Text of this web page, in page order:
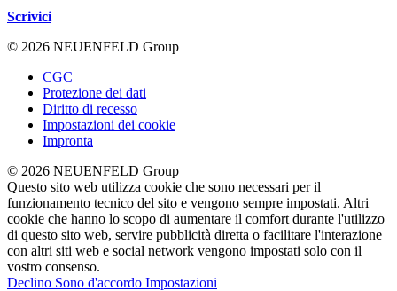
Scrivici
© 2026 NEUENFELD Group
CGC
Protezione dei dati
Diritto di recesso
Impostazioni dei cookie
Impronta
© 2026 NEUENFELD Group
Questo sito web utilizza cookie che sono necessari per il
funzionamento tecnico del sito e vengono sempre impostati. Altri
cookie che hanno lo scopo di aumentare il comfort durante l'utilizzo
di questo sito web, servire pubblicità diretta o facilitare l'interazione
con altri siti web e social network vengono impostati solo con il
vostro consenso.
Declino Sono d'accordo Impostazioni